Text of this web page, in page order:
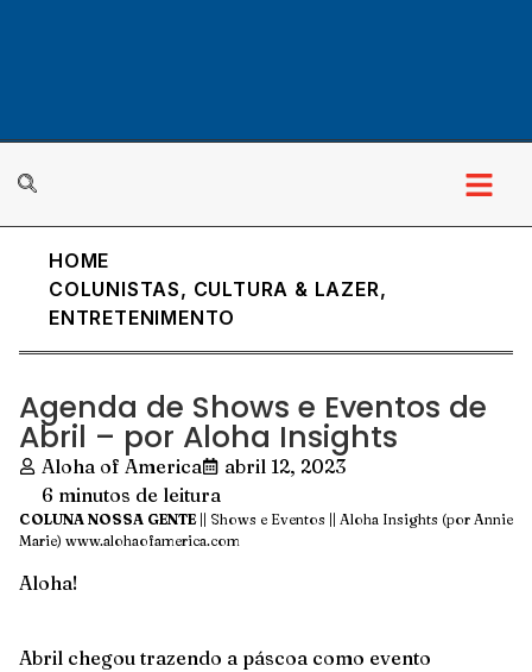
HOME
COLUNISTAS, CULTURA & LAZER,
ENTRETENIMENTO
Agenda de Shows e Eventos de
Abril – por Aloha Insights
Aloha of America
abril 12, 2023
6 minutos de leitura
COLUNA NOSSA GENTE|| Shows e Eventos || Aloha Insights (por Annie
Marie) www.alohaofamerica.com
Aloha!
Abril chegou trazendo a páscoa como evento